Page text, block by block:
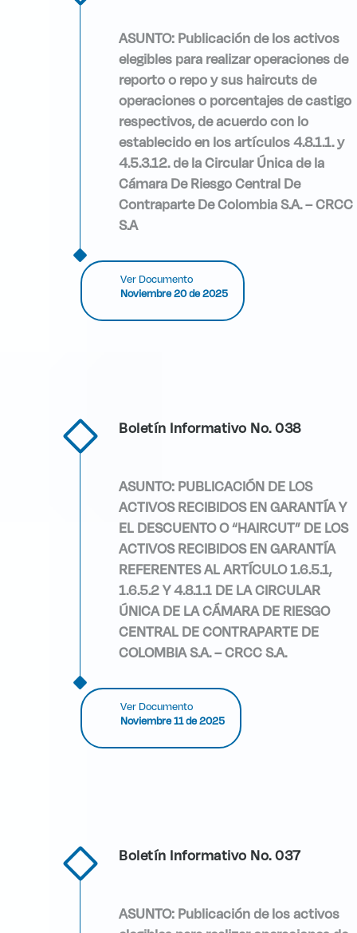
ASUNTO: Publicación de los activos
elegibles para realizar operaciones de
reporto o repo y sus haircuts de
operaciones o porcentajes de castigo
respectivos, de acuerdo con lo
establecido en los artículos 4.8.1.1. y
4.5.3.12. de la Circular Única de la
Cámara De Riesgo Central De
Contraparte De Colombia S.A. – CRCC
S.A
Ver Documento
Noviembre 20 de 2025
Boletín Informativo No. 038
ASUNTO: PUBLICACIÓN DE LOS
ACTIVOS RECIBIDOS EN GARANTÍA Y
EL DESCUENTO O “HAIRCUT” DE LOS
ACTIVOS RECIBIDOS EN GARANTÍA
REFERENTES AL ARTÍCULO 1.6.5.1,
1.6.5.2 Y 4.8.1.1 DE LA CIRCULAR
ÚNICA DE LA CÁMARA DE RIESGO
CENTRAL DE CONTRAPARTE DE
COLOMBIA S.A. – CRCC S.A.
Ver Documento
Noviembre 11 de 2025
Boletín Informativo No. 037
ASUNTO: Publicación de los activos